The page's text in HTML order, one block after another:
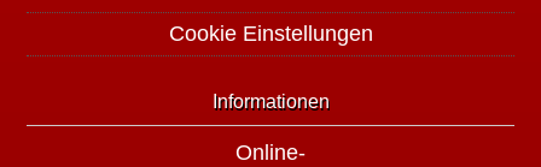
Cookie Einstellungen
Informationen
Online-